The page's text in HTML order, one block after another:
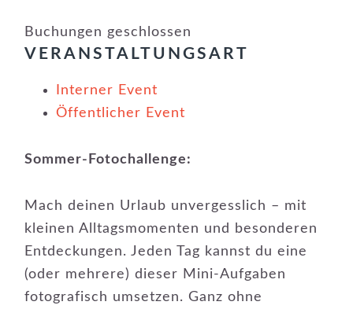
Buchungen geschlossen
VERANSTALTUNGSART
Interner Event
Öffentlicher Event
Sommer-Fotochallenge:
Mach deinen Urlaub unvergesslich – mit
kleinen Alltagsmomenten und besonderen
Entdeckungen. Jeden Tag kannst du eine
(oder mehrere) dieser Mini-Aufgaben
fotografisch umsetzen. Ganz ohne